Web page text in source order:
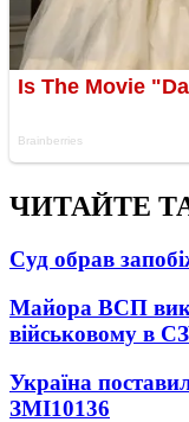
ЧИТАЙТЕ
Суд обрав
Майора ВСП
військовому в
Україна
ЗМІ10136